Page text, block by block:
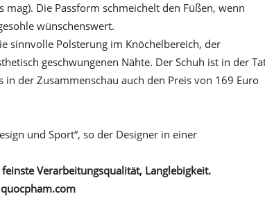
Die Passform schmeichelt den Füßen, wenn
wünschenswert.
sinnvolle Polsterung im Knöchelbereich, der
geschwungenen Nähte. Der Schuh ist in der
der Zusammenschau auch den Preis von 169 Euro
und Sport“, so der Designer in einer
Verarbeitungsqualität, Langlebigkeit.